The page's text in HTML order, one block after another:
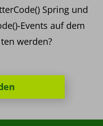
Spring und
Events auf dem
werden?